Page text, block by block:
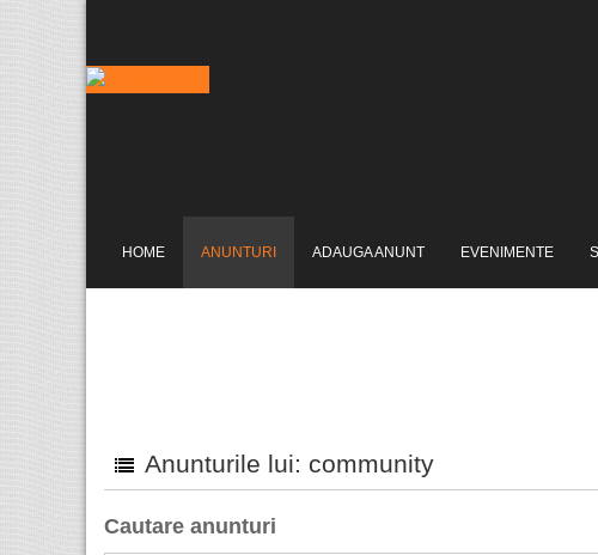
HOME ANUNTURI ADAUGA ANUNT EVENIMENTE
Anunturile lui: community
Cautare anunturi